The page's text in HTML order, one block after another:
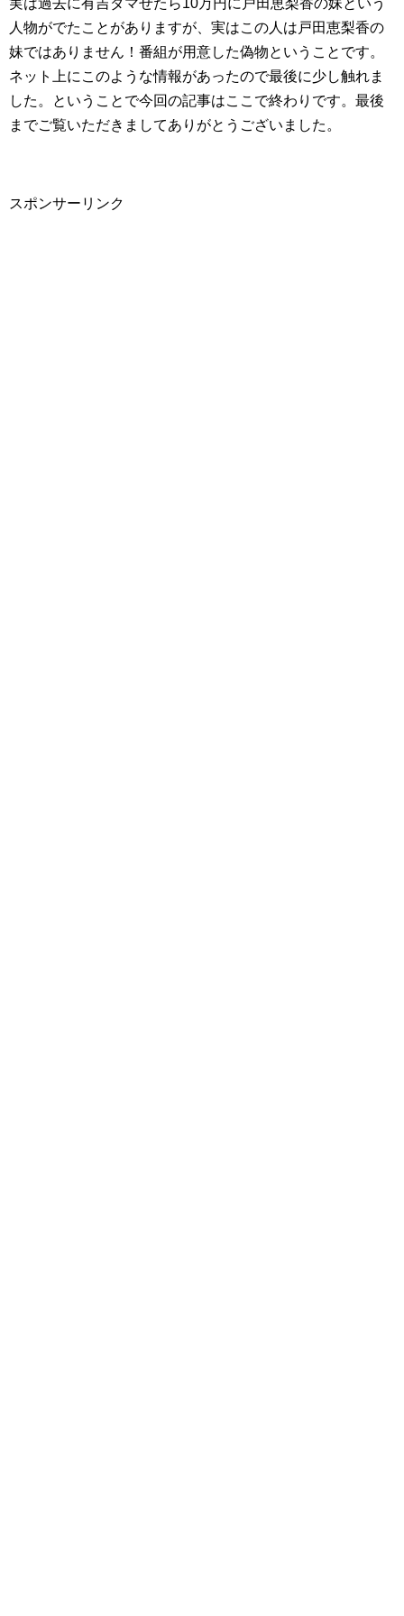
実は過去に有吉ダマせたら10万円に戸田恵梨香の妹という
人物がでたことがありますが、実はこの人は戸田恵梨香の
妹ではありません！番組が用意した偽物ということです。
ネット上にこのような情報があったので最後に少し触れま
した。ということで今回の記事はここで終わりです。最後
までご覧いただきましてありがとうございました。
スポンサーリンク